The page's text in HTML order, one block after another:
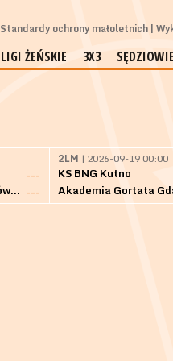
Standardy ochrony małoletnich
LIGI ŻEŃSKIE 3X3 SĘDZIOWIE
---
Sokół Grupa Avista Ostrów Maz. ---
2LM | 2026-09-19 00:00
KS BNG Kutno
Akademia Gortata